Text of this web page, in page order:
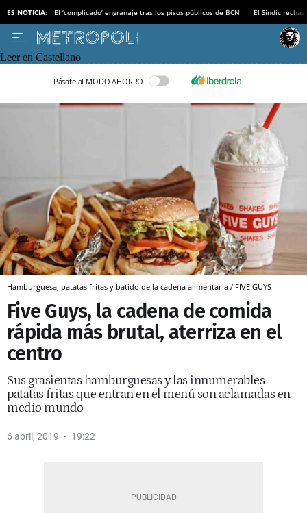
ES NOTICIA: El ‘complicado’ engranaje tras los pisos públicos de BCN El Síndic
Leer en Castellano
Pásate al MODO AHORRO
Hamburguesa, patatas fritas y batido de la cadena alimentaria / FIVE GUYS
Five Guys, la cadena de comida
rápida más brutal, aterriza en el
centro
Sus grasientas hamburguesas y las innumerables
patatas fritas que entran en el menú son aclamadas en
medio mundo
6 abril, 2019 19:22